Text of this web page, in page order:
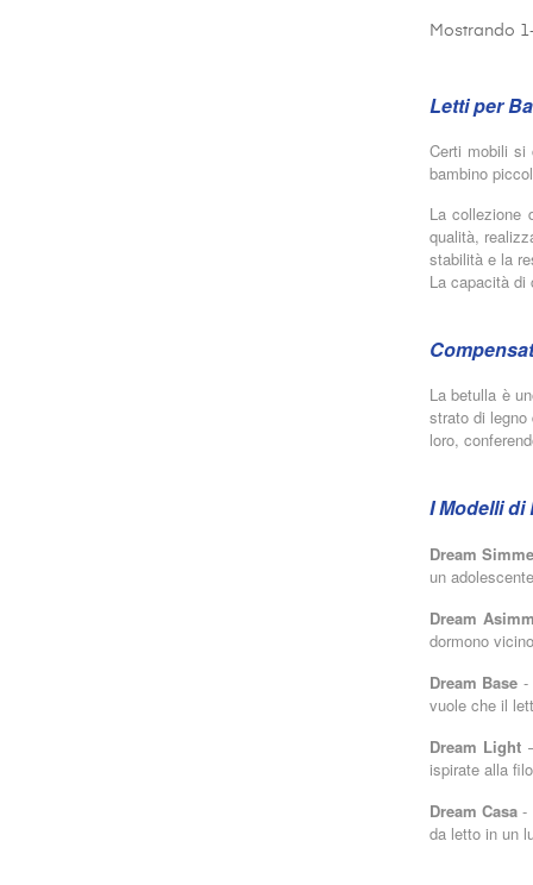
Mostrando
Letti per
Certi mobili si
bambino
La collezione
qualità,
stabilità e la
La capacità di
La betulla è
strato di
loro,
I Modelli di
Dream
un
Dream
dormono
Dream Base -
vuole che il
Dream Light
ispirate alla
Dream Casa-
da letto in un